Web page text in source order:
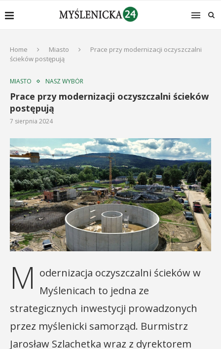
Home Miasto
Prace przy modernizacji oczyszczalni
ścieków postępują
MIASTO NASZ WYBÓR
Prace przy modernizacji oczyszczalni ścieków
postępują
7 sierpnia 2024
M odernizacja oczyszczalni ścieków w
Myślenicach to jedna ze
strategicznych inwestycji prowadzonych
przez myślenicki samorząd. Burmistrz
Jarosław Szlachetka wraz z dyrektorem